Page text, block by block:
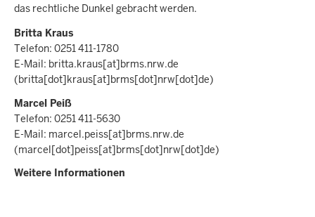
das rechtliche Dunkel gebracht werden.
Britta Kraus
Telefon: 0251 411-1780
E-Mail: britta.kraus[at]brms.nrw.de
(britta[dot]kraus[at]brms[dot]nrw[dot]de)
Marcel Peiß
Telefon: 0251 411-5630
E-Mail: marcel.peiss[at]brms.nrw.de
(marcel[dot]peiss[at]brms[dot]nrw[dot]de)
Weitere Informationen